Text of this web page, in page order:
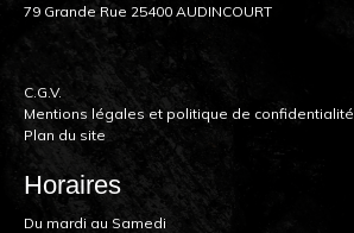
79 Grande Rue 25400 AUDINCOURT
C.G.V.
Mentions légales et politique de confidentialité
Plan du site
Horaires
Du mardi au Samedi